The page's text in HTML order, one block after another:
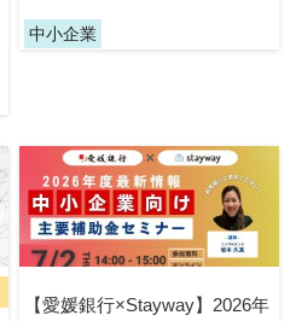
中小企業
【愛媛銀行×Stayway】2026年